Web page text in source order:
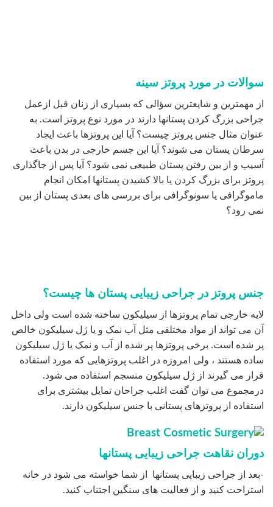
سوالات در مورد پروتز سینه
از مهمترین و شایعترین سؤالی که بسیاری از زنان قبل ازعمل
جراحی بزرگ کردن پستانها دارند در مورد نوع پروتز است. به
عنوان مثال جنس پروتز چیست؟ آیا این پروتزها باعث ایجاد
سرطان پستان می شوند؟ آیا این جسم خارجی در بدن باعث
آسیب و از بین رفتن پستان طبیعی نمی شود؟ آیا پس از جاگذاری
پروتز برای بزرگ کردن یا بالا کشیدن پستانها امکان انجام
ماموگرافی یا سونوگرافی برای بررسی های بعدی پستان از بین
نمی رود؟
جنس پروتز در جراحی زیبایی پستان ها چیست؟
لایه خارجی تمام پروتزها از سیلیکون ساخته شده است ولی داخل
آن می تواند از مواد مختلفی مثل آب نمک و یا ژل سیلیکون خالص
پر شده است. برخی پروتزها پر شده از آب و نمک یا ژل سیلیکون
ساده هستند ، ولی امروزه در اغلب پروتزهایی که مورد استفاده
قرار می گیرند از ژل سیلیکون منسجم استفاده می شود.
درمجموع می توان گفت اغلب جراحان تمایل بیشتری برای
استفاده از پروتزهای پستانی با جنس سیلیکون دارند.
دوران نقاهت جراحی زیبایی پستانها
-بعد از جراحی زیبایی پستانها از شما خواسته می شود در خانه
استراحت کنید و از فعالیت های سنگین اجتناب کنید.